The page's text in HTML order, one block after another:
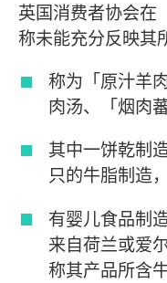
英国消费者协会在
称未能充分反映其
称为「原汁羊
肉汤、「烟肉
其中一饼乾制
只的牛脂制造
有婴儿食品制
来自荷兰或爱
称其产品所含